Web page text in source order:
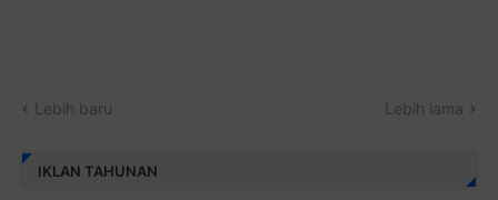
Lebih baru Lebih lama
IKLAN TAHUNAN